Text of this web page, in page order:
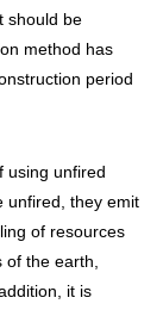
should be
method has
period
using unfired
unfired, they emit
of resources
the earth,
it is